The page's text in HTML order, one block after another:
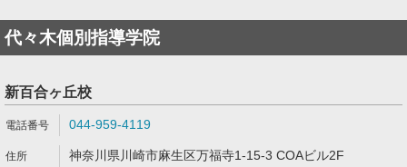
代々木個別指導学院
新百合ヶ丘校
044-959-4119
神奈川県川崎市麻生区万福寺1-15-3 COAビル2F